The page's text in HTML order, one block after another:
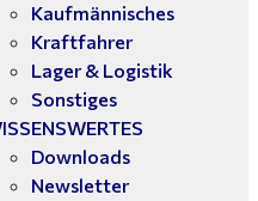
Kaufmännisches
Kraftfahrer
Lager & Logistik
Sonstiges
Downloads
Newsletter